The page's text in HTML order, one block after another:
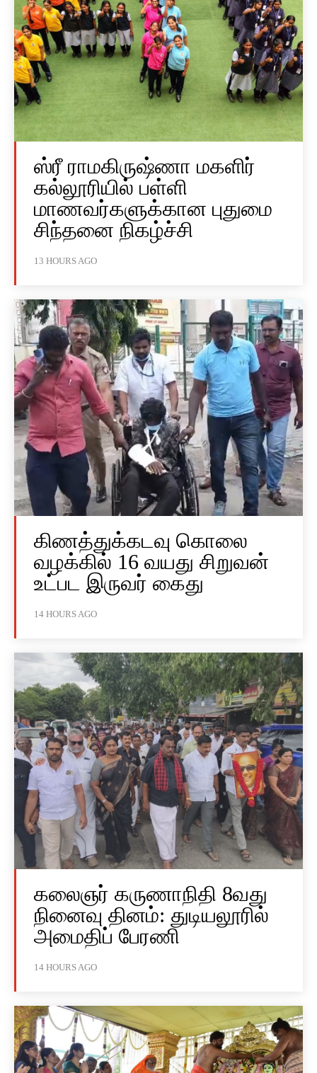
ஸ்ரீ ராமகிருஷ்ணா மகளிர்
கல்லூரியில் பள்ளி
மாணவர்களுக்கான புதுமை
சிந்தனை நிகழ்ச்சி
13 HOURS AGO
கிணத்துக்கடவு கொலை
வழக்கில் 16 வயது சிறுவன்
உட்பட இருவர் கைது
14 HOURS AGO
கலைஞர் கருணாநிதி 8வது
நினைவு தினம்: துடியலூரில்
அமைதிப் பேரணி
14 HOURS AGO